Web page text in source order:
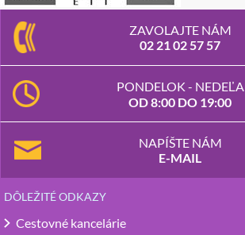
ZAVOLAJTE NÁM
02 21 02 57 57
PONDELOK - NEDEĽA
OD 8:00 DO 19:00
NAPÍŠTE NÁM
E-MAIL
DÔLEŽITÉ ODKAZY
Cestovné kancelárie